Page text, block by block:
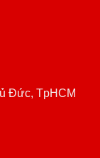
Đức, TpHCM